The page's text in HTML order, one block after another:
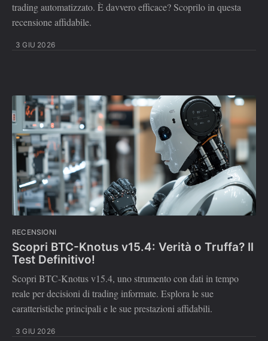
trading automatizzato. È davvero efficace? Scoprilo in questa
recensione affidabile.
3 GIU 2026
RECENSIONI
Scopri BTC-Knotus v15.4: Verità o Truffa? Il
Test Definitivo!
Scopri BTC-Knotus v15.4, uno strumento con dati in tempo
reale per decisioni di trading informate. Esplora le sue
caratteristiche principali e le sue prestazioni affidabili.
3 GIU 2026